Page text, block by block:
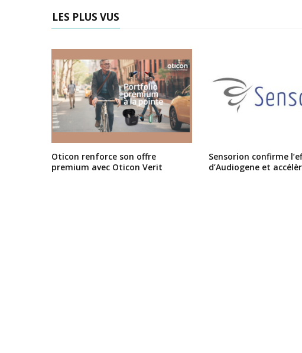
LES PLUS VUS
Oticon renforce son offre
premium avec Oticon Verit
Sensorion confirme
d’Audiogene et